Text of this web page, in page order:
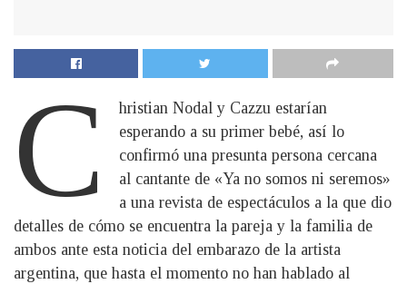
C
hristian Nodal y Cazzu estarían
esperando a su primer bebé, así lo
confirmó una presunta persona cercana
al cantante de «Ya no somos ni seremos»
a una revista de espectáculos a la que dio
detalles de cómo se encuentra la pareja y la familia de
ambos ante esta noticia del embarazo de la artista
argentina, que hasta el momento no han hablado al